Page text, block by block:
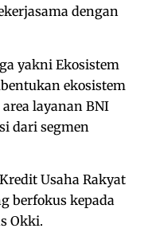
dengan
yakni Ekosistem
ekosistem
layanan BNI
dari segmen
Usaha Rakyat
berfokus kepada
Okki.